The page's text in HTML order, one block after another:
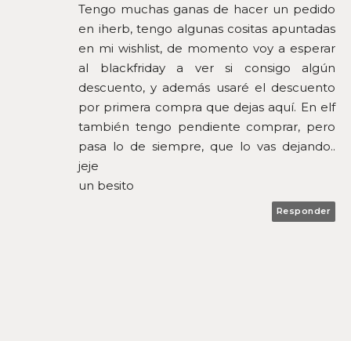
Tengo muchas ganas de hacer un pedido
en iherb, tengo algunas cositas apuntadas
en mi wishlist, de momento voy a esperar
al blackfriday a ver si consigo algún
descuento, y además usaré el descuento
por primera compra que dejas aquí. En elf
también tengo pendiente comprar, pero
pasa lo de siempre, que lo vas dejando..
jeje
un besito
Responder